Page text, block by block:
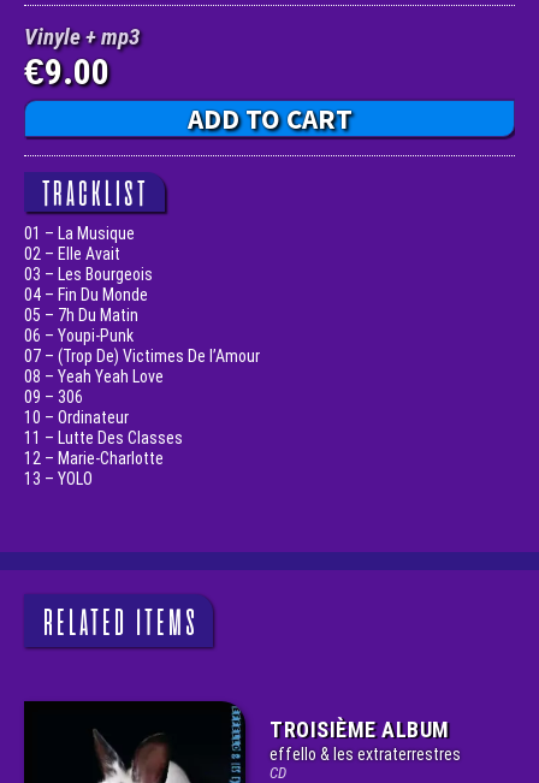
Vinyle + mp3
€9.00
ADD TO CART
TRACKLIST
01 – La Musique
02 – Elle Avait
03 – Les Bourgeois
04 – Fin Du Monde
05 – 7h Du Matin
06 – Youpi-Punk
07 – (Trop De) Victimes De l’Amour
08 – Yeah Yeah Love
09 – 306
10 – Ordinateur
11 – Lutte Des Classes
12 – Marie-Charlotte
13 – YOLO
RELATED ITEMS
TROISIÈME ALBUM
effello & les extraterrestres
CD